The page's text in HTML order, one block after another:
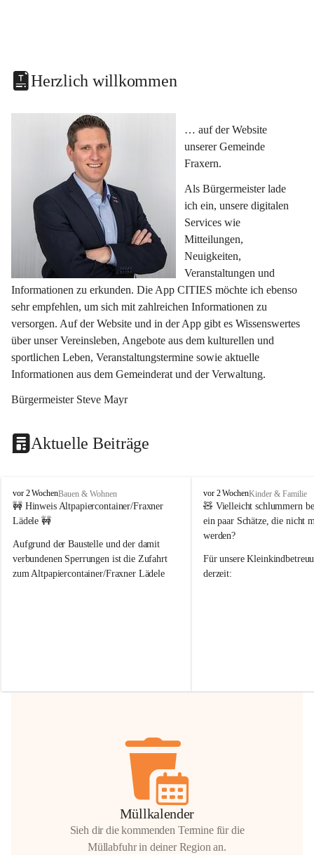
Herzlich willkommen
… auf der Website
unserer Gemeinde
Fraxern.
Als Bürgermeister lade
ich ein, unsere digitalen
Services wie
Mitteilungen,
Neuigkeiten,
Veranstaltungen und
Informationen zu erkunden. Die App CITIES möchte ich ebenso
sehr empfehlen, um sich mit zahlreichen Informationen zu
versorgen. Auf der Website und in der App gibt es Wissenswertes
über unser Vereinsleben, Angebote aus dem kulturellen und
sportlichen Leben, Veranstaltungstermine sowie aktuelle
Informationen aus dem Gemeinderat und der Verwaltung.
Bürgermeister Steve Mayr
Aktuelle Beiträge
F
r
a
e
r
n
vor 2 WochenBauen & Wohnen
🚧 Hinweis Altpapiercontainer/Fraxner
Lädele 🚧
Aufgrund der Baustelle und der damit
verbundenen Sperrungen ist die Zufahrt
zum Altpapiercontainer/Fraxner Lädele
Hilfsbereitschaft!
F
r
a
x
r
n
vor 2 WochenKinder & Familie
🧸 Vielleicht schlummern
ein paar Schätze, die nicht
werden?
Für unsere
derzeit:
Müllkalender
Sieh dir die kommenden Termine für die
Müllabfuhr in deiner Region an.